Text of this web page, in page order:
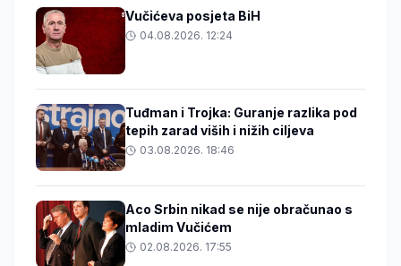
Vučićeva posjeta BiH
04.08.2026. 12:24
Tuđman i Trojka: Guranje razlika pod
tepih zarad viših i nižih ciljeva
03.08.2026. 18:46
Aco Srbin nikad se nije obračunao s
mladim Vučićem
02.08.2026. 17:55